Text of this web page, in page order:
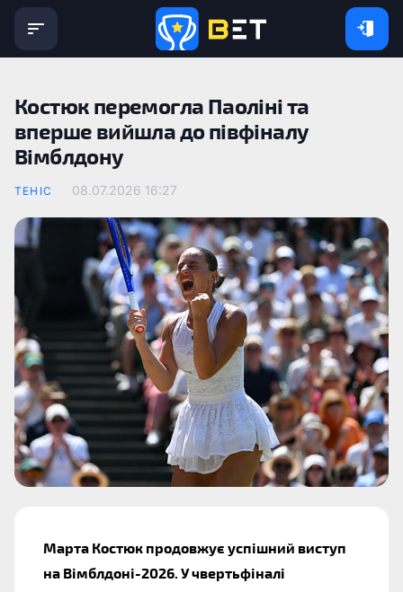
Костюк перемогла Паоліні та
вперше вийшла до півфіналу
Вімблдону
ТЕНІС 08.07.2026 16:27
Марта Костюк продовжує успішний виступ
на Вімблдоні-2026. У чвертьфіналі